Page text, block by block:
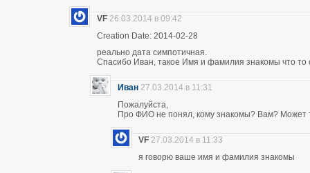
VF 26.03.2014 в 09:42
Creation Date: 2014-02-28
реально дата симпотичная.
Спасибо Иван, такое Имя и фамилия знакомы что то
Иван 27.03.2014 в 11:31
Пожалуйста,
Про ФИО не понял, кому знакомы? Вам? Может
VF 27.03.2014 в 11:33
я говорю ваше имя и фамилия знакомы